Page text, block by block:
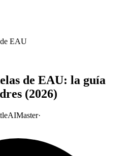
de EAU
de EAU: la guía
(2026)
·